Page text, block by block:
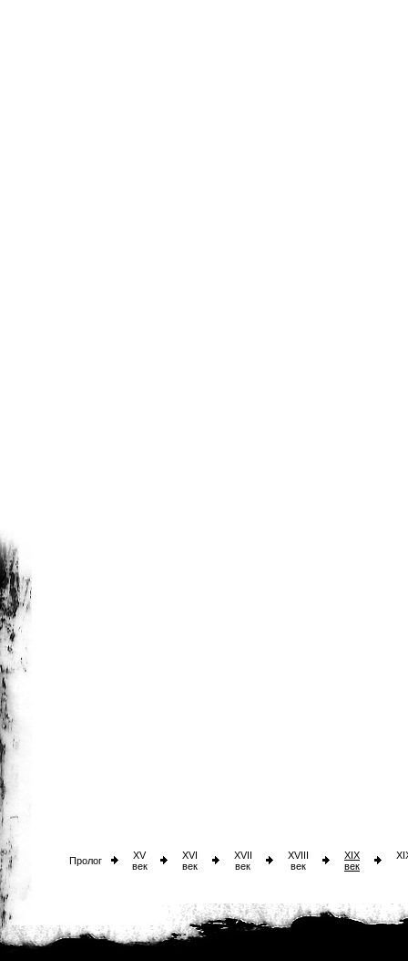
Пролог
XV
век
XVI
век
XVII
век
XVIII
век
XIX
век